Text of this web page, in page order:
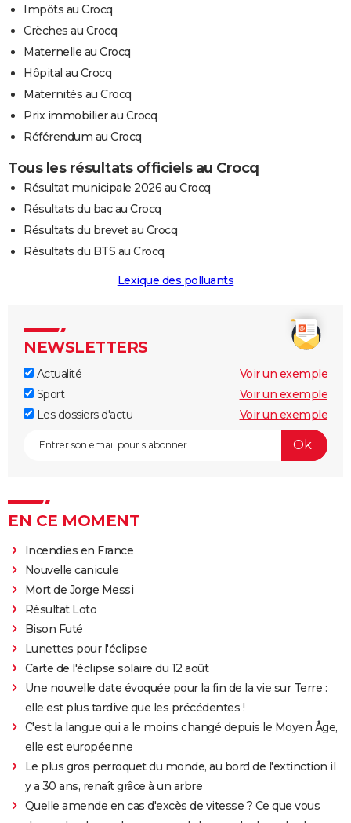
Impôts au Crocq
Crèches au Crocq
Maternelle au Crocq
Hôpital au Crocq
Maternités au Crocq
Prix immobilier au Crocq
Référendum au Crocq
Tous les résultats officiels au Crocq
Résultat municipale 2026 au Crocq
Résultats du bac au Crocq
Résultats du brevet au Crocq
Résultats du BTS au Crocq
Lexique des polluants
NEWSLETTERS
Actualité
Voir un exemple
Sport
Voir un exemple
Les dossiers d'actu
Voir un exemple
EN CE MOMENT
Incendies en France
Nouvelle canicule
Mort de Jorge Messi
Résultat Loto
Bison Futé
Lunettes pour l'éclipse
Carte de l'éclipse solaire du 12 août
Une nouvelle date évoquée pour la fin de la vie sur Terre :
elle est plus tardive que les précédentes !
C'est la langue qui a le moins changé depuis le Moyen Âge,
elle est européenne
Le plus gros perroquet du monde, au bord de l'extinction il
y a 30 ans, renaît grâce à un arbre
Quelle amende en cas d'excès de vitesse ? Ce que vous